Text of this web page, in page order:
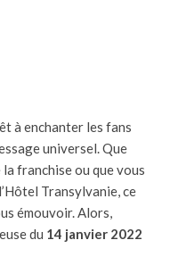
à enchanter les fans
universel. Que
franchise ou que vous
Transylvanie, ce
émouvoir. Alors,
du 14 janvier 2022